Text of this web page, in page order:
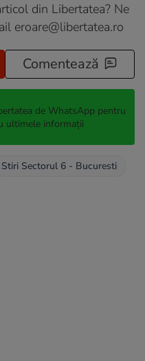
din Libertatea? Ne
eroare@libertatea.ro
Comentează
de WhatsApp pentru
ultimele informații
Stiri Sectorul 6 - Bucuresti